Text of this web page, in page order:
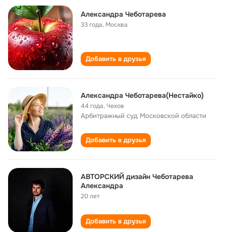
Александра Чеботарева
33 года, Москва
Добавить в друзья
Александра Чеботарева(Нестайко)
44 года,Чехов
Арбитражный суд Московской области
Добавить в друзья
АВТОРСКИЙ дизайн Чеботарева
Александра
20 лет
Добавить в друзья